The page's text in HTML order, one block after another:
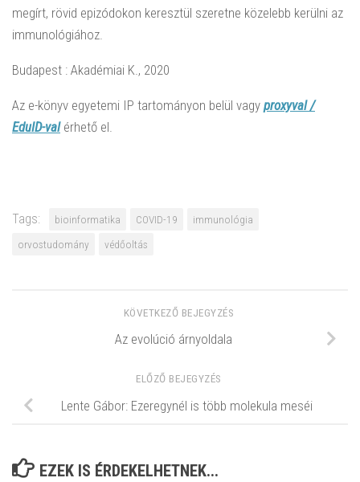
megírt, rövid epizódokon keresztül szeretne közelebb kerülni az
immunológiához.
Budapest : Akadémiai K., 2020
Az e-könyv egyetemi IP tartományon belül vagy proxyval /
EduID-valérhető el.
Tags: bioinformatika COVID-19
immunológia
orvostudomány
védőoltás
KÖVETKEZŐ BEJEGYZÉS
Az evolúció árnyoldala
ELŐZŐ BEJEGYZÉS
Lente Gábor: Ezeregynél is több molekula meséi
EZEK IS ÉRDEKELHETNEK...